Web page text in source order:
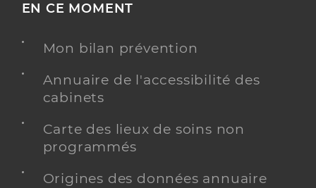
EN CE MOMENT
Mon bilan prévention
Annuaire de l'accessibilité des
cabinets
Carte des lieux de soins non
programmés
Origines des données annuaire